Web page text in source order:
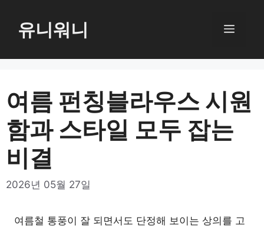
로
뛰
기
유니워니 메
여름 펀칭블라우스 시원
함과 스타일 모두 잡는
비결
2026년 05월 27일
여름철 통풍이 잘 되면서도 단정해 보이는 상의를 고